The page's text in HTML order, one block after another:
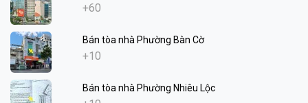
+60
Bán tòa nhà Phường Bàn Cờ
+10
Bán tòa nhà Phường Nhiêu Lộc